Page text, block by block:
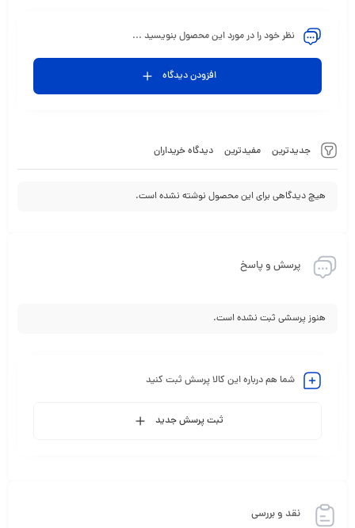
جدیدترین مفیدترین دیدگاه خریداران
هیچ دیدگاهی برای این محصول نوشته نشده است.
نظر خود را در مورد این محصول بنویسید ...
افزودن دیدگاه
پرسش و پاسخ
هنوز پرسشی ثبت نشده است.
شما هم درباره این کالا پرسش ثبت کنید
ثبت پرسش جدید
نقد و بررسی